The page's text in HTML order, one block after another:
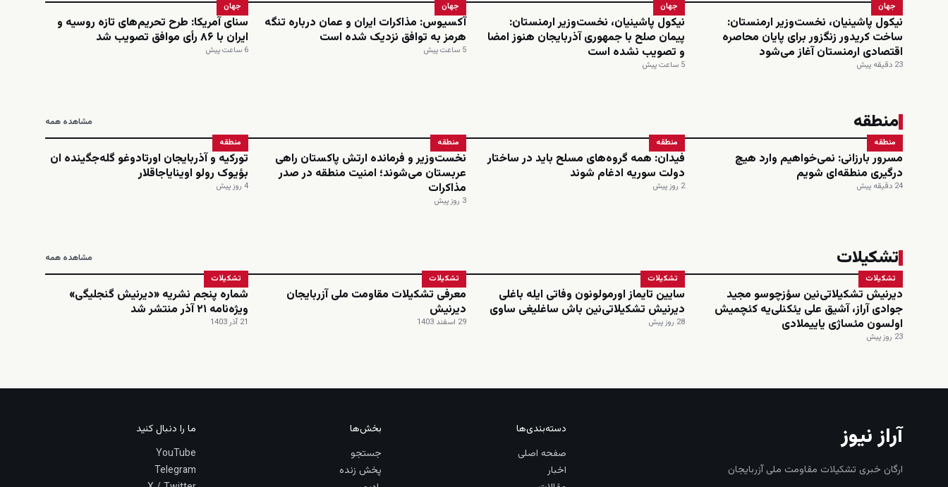
جهان
نیکول پاشینیان، نخست‌وزیر ارمنستان:
ساخت کریدور زنگزور برای پایان محاصره
اقتصادی ارمنستان آغاز می‌شود
23 دقیقه پیش
جهان
نیکول پاشینیان، نخست‌وزیر ارمنستان:
پیمان صلح با جمهوری آذربایجان هنوز امضا
و تصویب نشده است
5 ساعت پیش
جهان
آکسیوس: مذاکرات ایران و عمان درباره تنگه
هرمز به توافق نزدیک شده است
5 ساعت پیش
جهان
سنای آمریکا: طرح تحریم‌های تازه روسیه و
ایران با ۸۶ رأی موافق تصویب شد
6 ساعت پیش
منطقه مشاهده همه
منطقه
مسرور بارزانی: نمی‌خواهیم وارد هیچ
درگیری منطقه‌ای شویم
24 دقیقه پیش
منطقه
فیدان: همه گروه‌های مسلح باید در ساختار
دولت سوریه ادغام شوند
2 روز پیش
منطقه
نخست‌وزیر و فرمانده ارتش پاکستان راهی
عربستان می‌شوند؛ امنیت منطقه در صدر
مذاکرات
3 روز پیش
منطقه
تورکیه و آذربایجان اورتادوغو گله‌جگینده ان
بؤیوک رولو اوینایاجاقلار
4 روز پیش
تشکیلات مشاهده همه
تشکیلات
دیرنیش تشکیلاتی‌نین سؤزچوسو مجید
جوادی آراز، آشیق علی یئکنلی‌یه کئچمیش
اولسون مئساژی یاییملادی
23 روز پیش
تشکیلات
سایین تایماز اورمولونون وفاتی ایله باغلی
دیرنیش تشکیلاتی‌نین باش ساغلیغی ساوی
28 روز پیش
تشکیلات
معرفی تشکیلات مقاومت ملی آزربایجان
دیرنیش
29 اسفند 1403
تشکیلات
شماره پنجم نشریه «دیرنیش گنجلیگی»
ویژه‌نامه ۲۱ آذر منتشر شد
21 آذر 1403
آراز نیوز
ارگان خبری تشکیلات مقاومت ملی آزربایجان
دسته‌بندی‌ها
صفحه اصلی
اخبار
بخش‌ها
جستجو
پخش زنده
ما را دنبال کنید
YouTube
Telegram